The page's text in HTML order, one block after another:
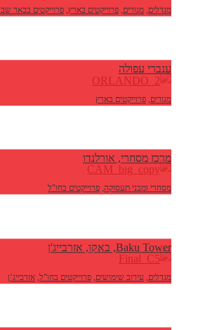
מגדלים, מגורים, פרוייקטים בארץ, פרוייקטים בבאר
ענברי עפולה
מגורים, פרוייקטים בארץ
מרכז מסחרי, אורלנדו
מסחרי ומבני תעסוקה, פרוייקטים בחו"ל
Baku Tower, באקו, אזרבייג'ן
מגדלים, עירוב שימושים, פרוייקטים בחו"ל, אזרבייג’ן